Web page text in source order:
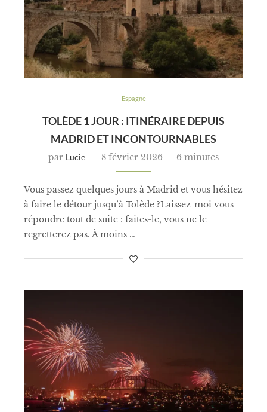
Espagne
TOLÈDE 1 JOUR : ITINÉRAIRE DEPUIS
MADRID ET INCONTOURNABLES
par Lucie 8 février 2026 6 minutes
Vous passez quelques jours à Madrid et vous hésitez
à faire le détour jusqu’à Tolède ?Laissez-moi vous
répondre tout de suite : faites-le, vous ne le
regretterez pas. À moins …